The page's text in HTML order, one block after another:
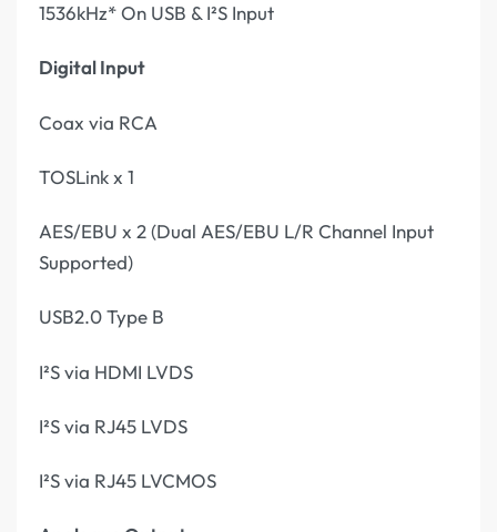
1536kHz* On USB & I²S Input
Digital Input
Coax via RCA
TOSLink x 1
AES/EBU x 2 (Dual AES/EBU L/R Channel Input
Supported)
USB2.0 Type B
I²S via HDMI LVDS
I²S via RJ45 LVDS
I²S via RJ45 LVCMOS